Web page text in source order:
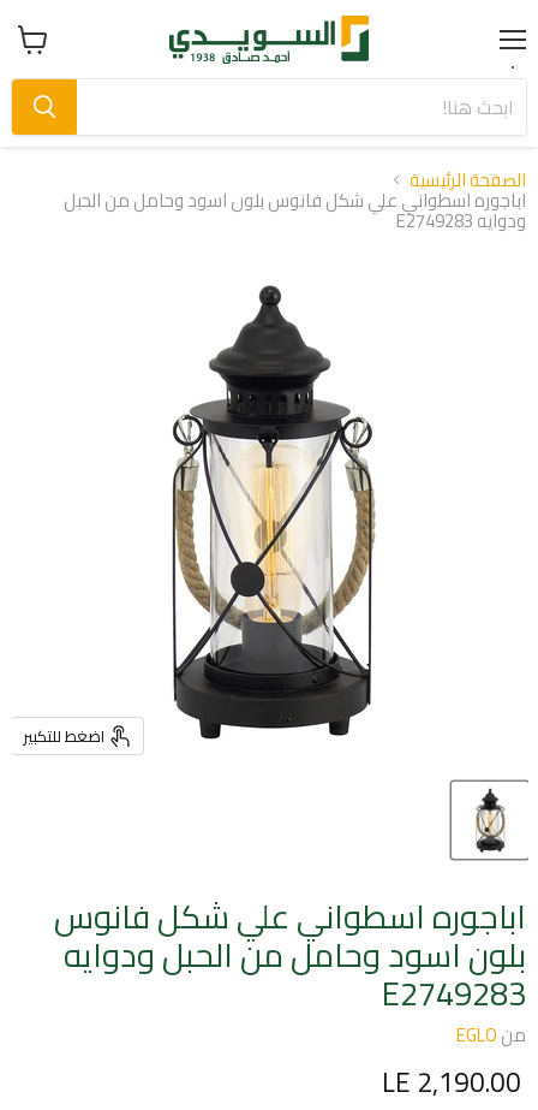
Menu عرض
سلة
الصفحة الرئيسية
اباجوره اسطواني علي شكل فانوس بلون اسود وحامل من الحبل
ودوايه E2749283
اضغط للتكبير
اباجوره اسطواني علي شكل فانوس
بلون اسود وحامل من الحبل ودوايه
E2749283
منEGLO
السعر الحالي
LE 2,190.00